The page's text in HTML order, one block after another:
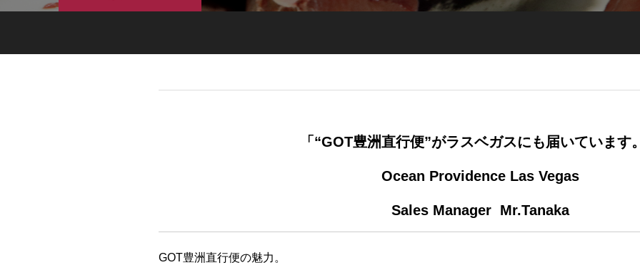
「“GOT豊洲直行便”がラスベガスにも届いています
Ocean Providence Las Vegas
Sales Manager Mr.Tanaka
GOT豊洲直行便の魅力。